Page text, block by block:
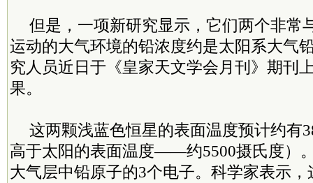
但是，一项新研究显示，它们两个非常
运动的大气环境的铅浓度约是太阳系大气
究人员近日于《皇家天文学会月刊》期刊
果。
这两颗浅蓝色恒星的表面温度预计约有
高于太阳的表面温度——约5500摄氏度）
大气层中铅原子的3个电子。科学家表示